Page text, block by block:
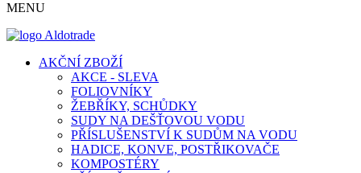
MENU
AKČNÍ ZBOŽÍ
AKCE - SLEVA
FOLIOVNÍKY
ŽEBŘÍKY, SCHŮDKY
SUDY NA DEŠŤOVOU VODU
PŘÍSLUŠENSTVÍ K SUDŮM NA VODU
HADICE, KONVE, POSTŘIKOVAČE
KOMPOSTÉRY